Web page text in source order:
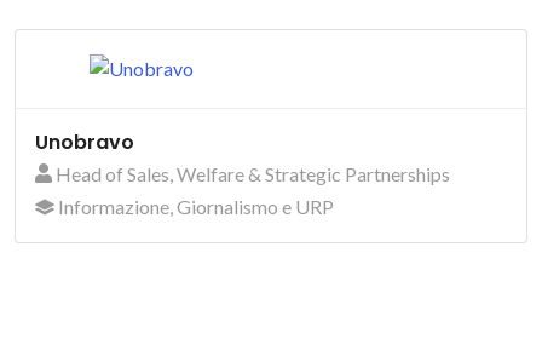
Unobravo
Head of Sales, Welfare & Strategic Partnerships
Informazione, Giornalismo e URP